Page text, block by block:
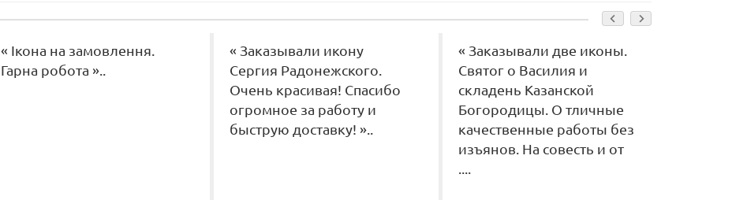
« Ікона на замовлення.
Гарна робота »..
« Заказывали икону
Сергия Радонежского.
Очень красивая! Спасибо
огромное за работу и
быструю доставку! »..
« Заказывали две иконы.
Святог о Василия и
складень Казанской
Богородицы. О тличные
качественные работы без
изъянов. На совесть и от
....